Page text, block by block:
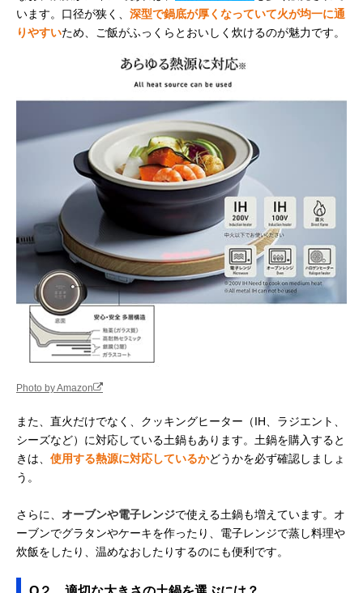
います。口径が狭く、 深型で鍋底が厚くなっていて火が均一に通
りやすいため、ご飯がふっくらとおいしく炊けるのが魅力です。
Photo by Amazon
また、直火だけでなく、クッキングヒーター（IH、ラジエント、
シーズなど）に対応している土鍋もあります。土鍋を購入すると
きは、 使用する熱源に対応しているかどうかを必ず確認しましょ
う。
さらに、 オーブンや電子レンジで使える土鍋も増えています。オ
ーブンでグラタンやケーキを作ったり、電子レンジで蒸し料理や
炊飯をしたり、温めなおしたりするのにも便利です。